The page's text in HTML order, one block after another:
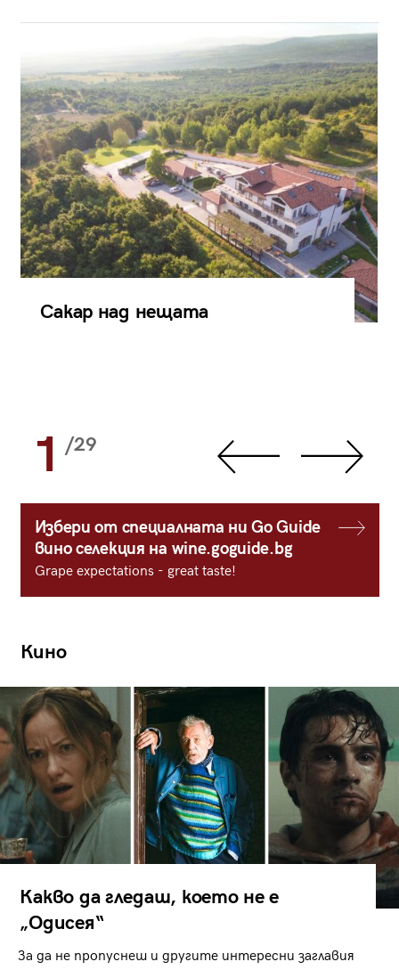
Сакар над нещата
1 /29
Избери от специалната ни Go Guide
вино селекция на wine.goguide.bg
Grape expectations - great taste!
Кино
Какво да гледаш, което не е
„Одисея“
За да не пропуснеш и другите интересни заглавия